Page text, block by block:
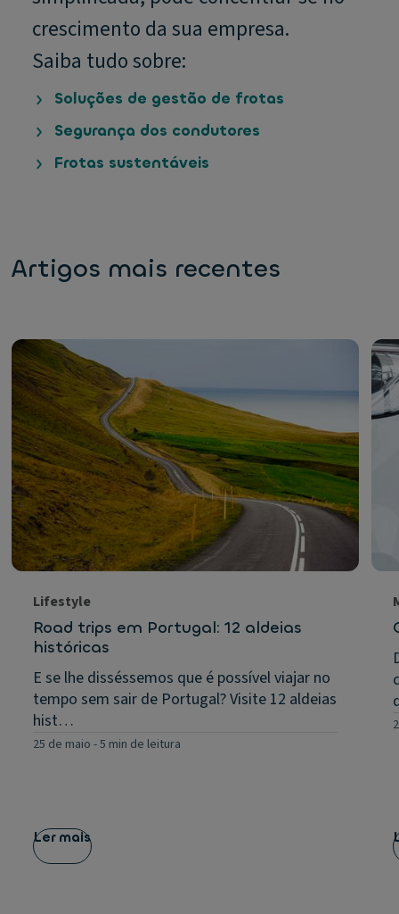
crescimento da sua empresa.
Saiba tudo sobre:
Soluções de gestão de frotas
Segurança dos condutores
Frotas sustentáveis
Artigos mais recentes
Lifestyle
Road trips em Portugal: 12 aldeias
históricas
E se lhe disséssemos que é possível viajar no
tempo sem sair de Portugal? Visite 12 aldeias
hist…
25 de maio -5 min de leitura
Ler mais